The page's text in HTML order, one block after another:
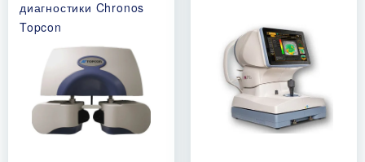
диагностики Chronos
Topcon